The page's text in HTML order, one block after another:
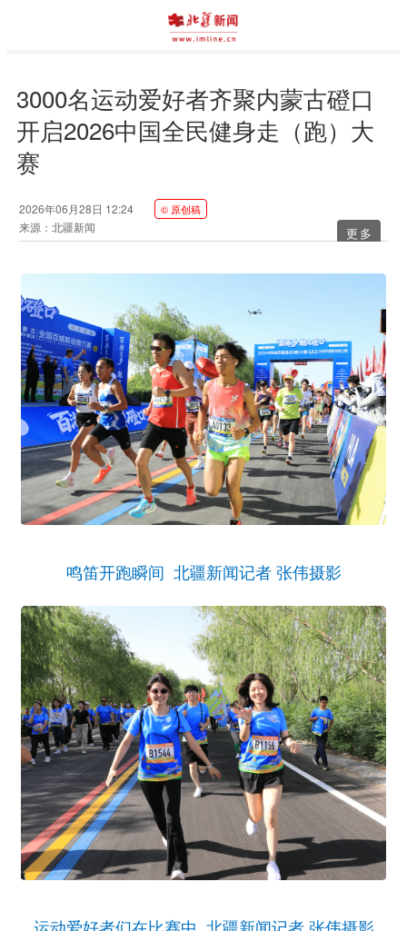
3000名运动爱好者齐聚内蒙古磴口
开启2026中国全民健身走（跑）大
赛
2026年06月28日 12:24
来源：北疆新闻
© 原创稿
更多
鸣笛开跑瞬间 北疆新闻记者 张伟摄影